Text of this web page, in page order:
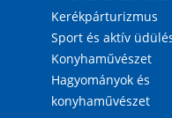
Kerékpárturizmus
Sport és aktív
Konyhaművészet
Hagyományok és
konyhaművészet